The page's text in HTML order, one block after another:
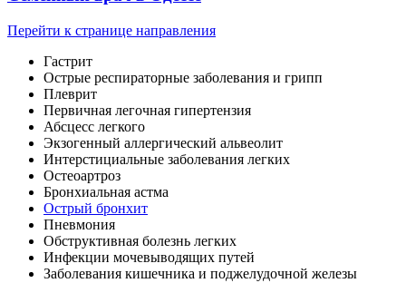
Перейти к странице направления
Гастрит
Острые респираторные заболевания и грипп
Плеврит
Первичная легочная гипертензия
Абсцесс легкого
Экзогенный аллергический альвеолит
Интерстициальные заболевания легких
Остеоартроз
Бронхиальная астма
Острый бронхит
Пневмония
Обструктивная болезнь легких
Инфекции мочевыводящих путей
Заболевания кишечника и поджелудочной железы